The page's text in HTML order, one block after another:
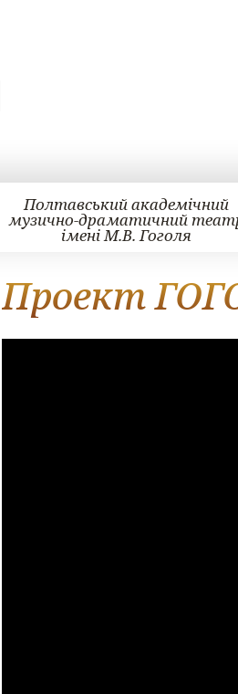
Полтавський академічний
музично-драматичний
імені М.В. Гоголя
Проект